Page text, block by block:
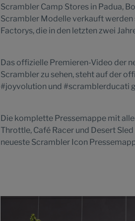
Scrambler Camp Stores in Padua,
Scrambler Modelle verkauft werden
Factorys, die in den letzten zwei
Das offizielle Premieren-Video der
Scrambler zu sehen, steht auf der
#joyvolution und #scramblerducati
Die komplette Pressemappe mit
Throttle, Café Racer und Desert
neueste Scrambler Icon